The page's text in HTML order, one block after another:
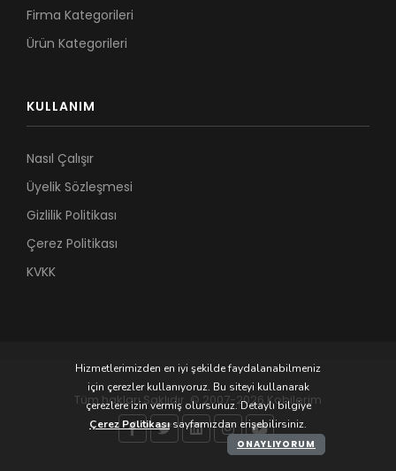
Firma Kategorileri
Ürün Kategorileri
KULLANIM
Nasıl Çalışır
Üyelik Sözleşmesi
Gizlilik Politikası
Çerez Politikası
KVKK
Tüm hakları Saklıdır. © 2007-2026 Kobilerim
Hizmetlerimizden en iyi şekilde faydalanabilmeniz
için çerezler kullanıyoruz. Bu siteyi kullanarak
çerezlere izin vermiş olursunuz. Detaylı bilgiye
Çerez Politikasısayfamızdan erişebilirsiniz.
ONAYLIYORUM